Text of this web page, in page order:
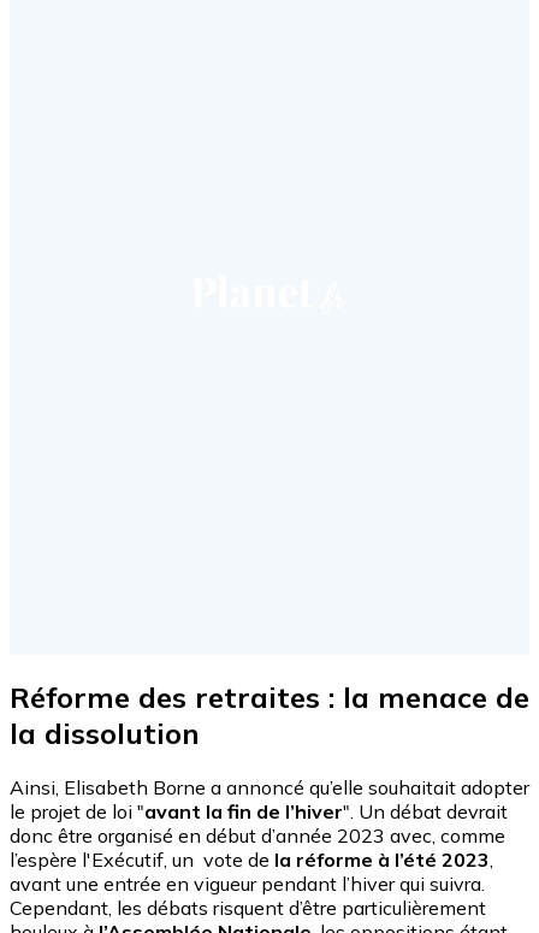
Réforme des retraites : la menace de
la dissolution
Ainsi, Elisabeth Borne a annoncé qu’elle souhaitait adopter
le projet de loi "avant la fin de l’hiver". Un débat devrait
donc être organisé en début d’année 2023 avec, comme
l’espère l'Exécutif, un vote de la réforme à l’été 2023
avant une entrée en vigueur pendant l’hiver qui suivra.
Cependant, les débats risquent d’être particulièrement